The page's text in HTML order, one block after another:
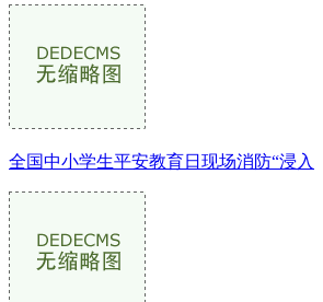
全国中小学生平安教育日现场消防“浸入